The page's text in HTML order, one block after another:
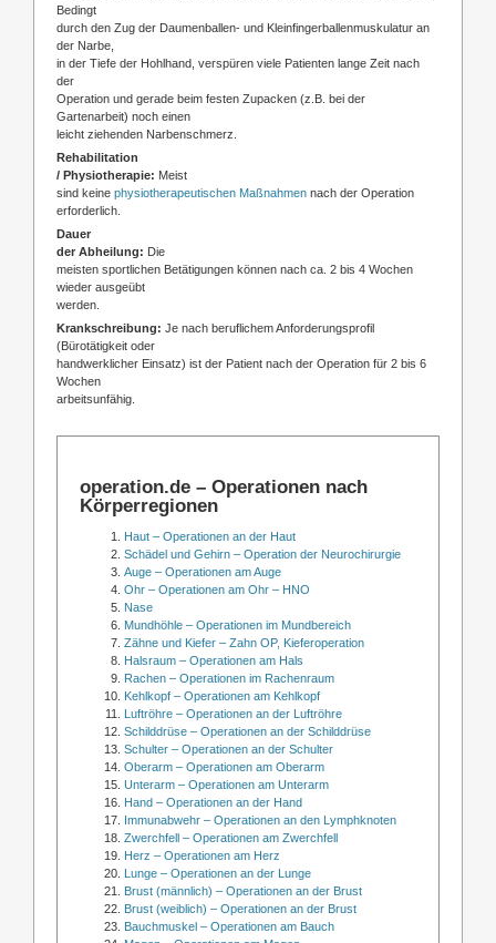
Bedingt
durch den Zug der Daumenballen- und Kleinfingerballenmuskulatur an
der Narbe,
in der Tiefe der Hohlhand, verspüren viele Patienten lange Zeit nach
der
Operation und gerade beim festen Zupacken (z.B. bei der
Gartenarbeit) noch einen
leicht ziehenden Narbenschmerz.
Rehabilitation
/ Physiotherapie: Meist
sind keine physiotherapeutischen Maßnahmen nach der Operation
erforderlich.
Dauer
der Abheilung: Die
meisten sportlichen Betätigungen können nach ca. 2 bis 4 Wochen
wieder ausgeübt
werden.
Krankschreibung: Je nach beruflichem Anforderungsprofil
(Bürotätigkeit oder
handwerklicher Einsatz) ist der Patient nach der Operation für 2 bis 6
Wochen
arbeitsunfähig.
operation.de – Operationen nach
Körperregionen
Haut – Operationen an der Haut
Schädel und Gehirn – Operation der Neurochirurgie
Auge – Operationen am Auge
Ohr – Operationen am Ohr – HNO
Nase
Mundhöhle – Operationen im Mundbereich
Zähne und Kiefer – Zahn OP, Kieferoperation
Halsraum – Operationen am Hals
Rachen – Operationen im Rachenraum
Kehlkopf – Operationen am Kehlkopf
Luftröhre – Operationen an der Luftröhre
Schilddrüse – Operationen an der Schilddrüse
Schulter – Operationen an der Schulter
Oberarm – Operationen am Oberarm
Unterarm – Operationen am Unterarm
Hand – Operationen an der Hand
Immunabwehr – Operationen an den Lymphknoten
Zwerchfell – Operationen am Zwerchfell
Herz – Operationen am Herz
Lunge – Operationen an der Lunge
Brust (männlich) – Operationen an der Brust
Brust (weiblich) – Operationen an der Brust
Bauchmuskel – Operationen am Bauch